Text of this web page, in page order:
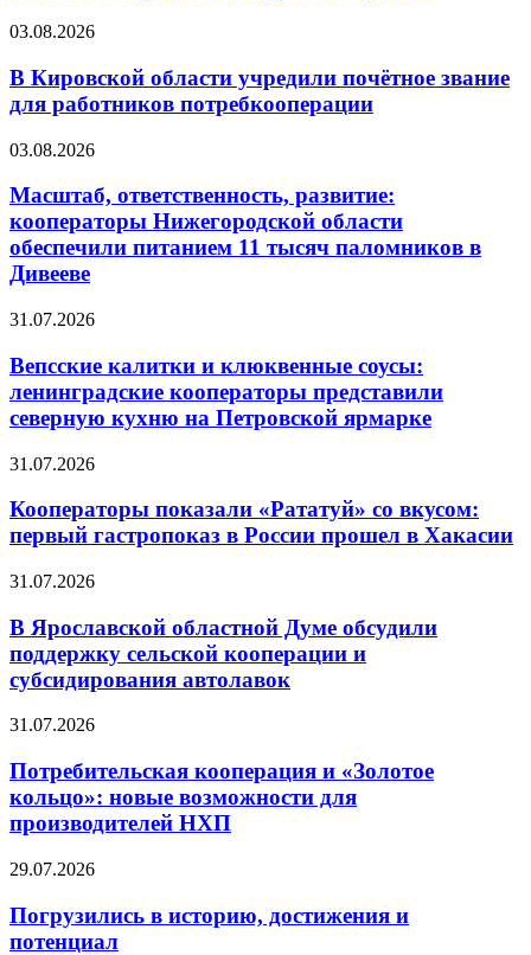
03.08.2026
В Кировской области учредили почётное звание
для работников потребкооперации
03.08.2026
Масштаб, ответственность, развитие:
кооператоры Нижегородской области
обеспечили питанием 11 тысяч паломников в
Дивееве
31.07.2026
Вепсские калитки и клюквенные соусы:
ленинградские кооператоры представили
северную кухню на Петровской ярмарке
31.07.2026
Кооператоры показали «Рататуй» со вкусом:
первый гастропоказ в России прошел в Хакасии
31.07.2026
В Ярославской областной Думе обсудили
поддержку сельской кооперации и
субсидирования автолавок
31.07.2026
Потребительская кооперация и «Золотое
кольцо»: новые возможности для
производителей НХП
29.07.2026
Погрузились в историю, достижения и
потенциал